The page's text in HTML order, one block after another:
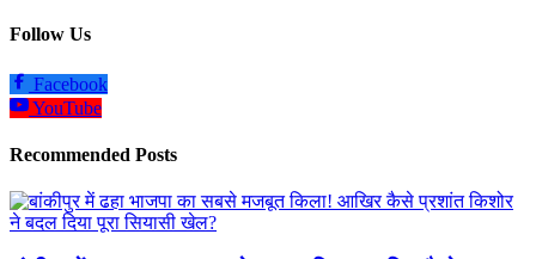
Follow Us
Facebook
YouTube
Recommended Posts